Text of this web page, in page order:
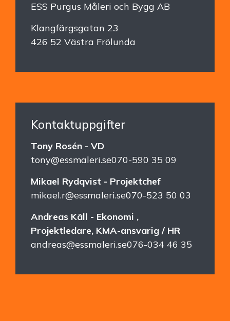
ESS Purgus Måleri och Bygg AB
Klangfärgsgatan 23
426 52 Västra Frölunda
Kontaktuppgifter
Tony Rosén - VD
tony@essmaleri.se070-590 35 09
Mikael Rydqvist - Projektchef
mikael.r@essmaleri.se070-523 50 03
Andreas Käll - Ekonomi ,
Projektledare, KMA-ansvarig / HR
andreas@essmaleri.se076-034 46 35